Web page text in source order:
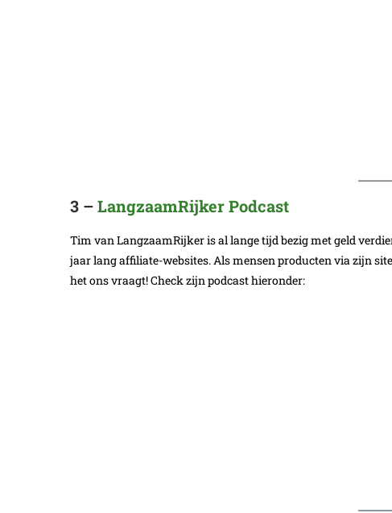
3 –LangzaamRijker Podcast
Tim van LangzaamRijker is al lange tijd bezig met geld
jaar lang affiliate-websites. Als mensen producten via zijn
het ons vraagt! Check zijn podcast hieronder: